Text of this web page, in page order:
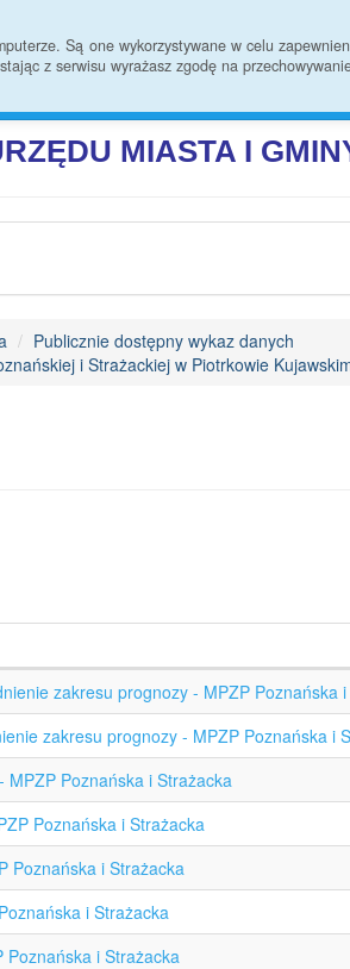
Są one wykorzystywane w celu
z serwisu wyrażasz zgodę na
BIULETYN
MIASTA I
Publicznie dostępny wykaz danych
i Strażackiej w Piotrkowie
zakresu prognozy - MPZP Poznańska
zakresu prognozy - MPZP Poznańska i
MPZP Poznańska i Strażacka
Poznańska i Strażacka
Poznańska i Strażacka
i Strażacka
Poznańska i Strażacka